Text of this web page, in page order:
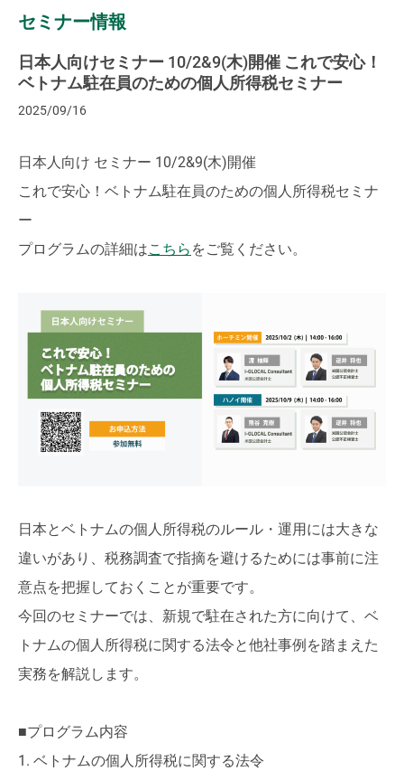
セミナー情報
日本人向けセミナー 10/2&9(木)開催 これで安心！
ベトナム駐在員のための個人所得税セミナー
2025/09/16
日本人向け セミナー 10/2&9(木)開催
これで安心！ベトナム駐在員のための個人所得税セミナ
ー
プログラムの詳細はこちら をご覧ください。
日本とベトナムの個人所得税のルール・運用には大きな
違いがあり、税務調査で指摘を避けるためには事前に注
意点を把握しておくことが重要です。
今回のセミナーでは、新規で駐在された方に向けて、ベ
トナムの個人所得税に関する法令と他社事例を踏まえた
実務を解説します。
■プログラム内容
1. ベトナムの個人所得税に関する法令